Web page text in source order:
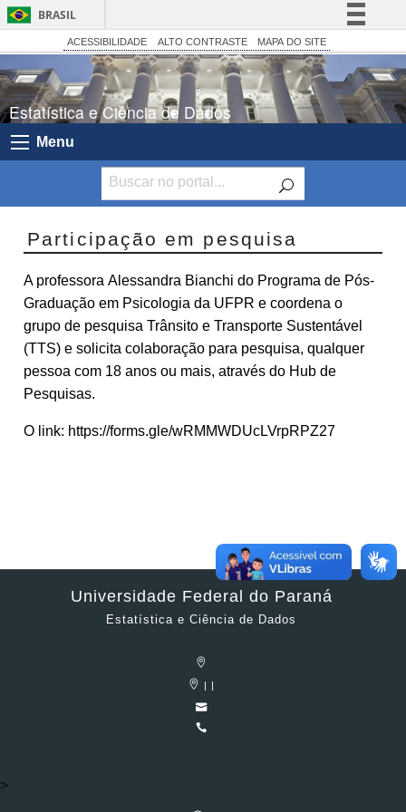
BRASIL
Simplifique!
Comunica BR
Participe
Acesso à informação
Canais
ACESSIBILIDADE ALTO CONTRASTE MAPA DO SITE
Estatística e Ciência de Dados
Menu
Participação em pesquisa
A professora Alessandra Bianchi do Programa de Pós-
Graduação em Psicologia da UFPR e coordena o
grupo de pesquisa Trânsito e Transporte Sustentável
(TTS) e solicita colaboração para pesquisa, qualquer
pessoa com 18 anos ou mais, através do Hub de
Pesquisas.
O link: https://forms.gle/wRMMWDUcLVrpRPZ27
Universidade Federal do Paraná
Estatística e Ciência de Dados
| |
>